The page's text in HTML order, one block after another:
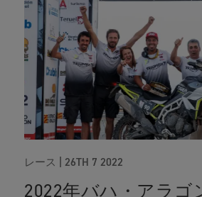
レース 26TH 7 2022
2022年バハ・アラゴ